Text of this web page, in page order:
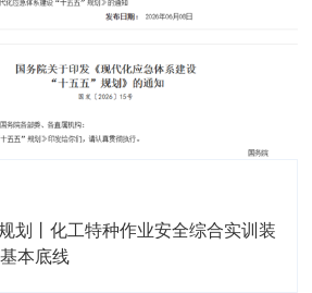
划丨化工特种作业安全综合实训装
本底线